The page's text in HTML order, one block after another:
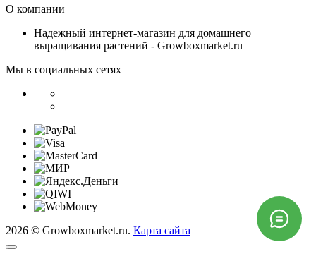
О компании
Надежный интернет-магазин для домашнего
выращивания растений - Growboxmarket.ru
Мы в социальных сетях
2026 © Growboxmarket.ru. Карта сайта